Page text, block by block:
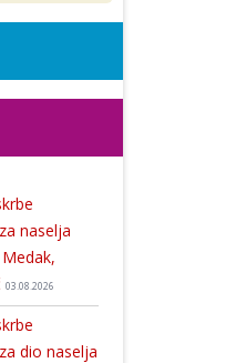
Neka vam petak 13.bude sretan uz koncert HKUD-a Široka Kula!!!
naselja
03.08.2026
dio naselja